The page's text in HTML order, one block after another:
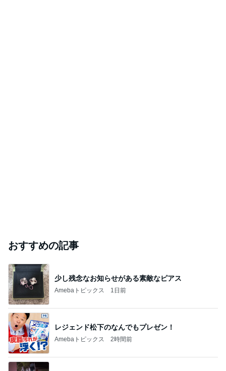
おすすめの記事
少し残念なお知らせがある素敵なピアス
Amebaトピックス 1日前
レジェンド松下のなんでもプレゼン！
Amebaトピックス 2時間前